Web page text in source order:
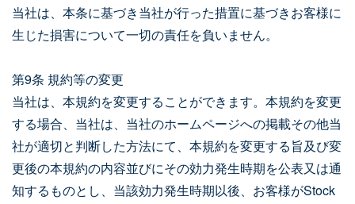
当社は、本条に基づき当社が行った措置に基づきお客様に
生じた損害について一切の責任を負いません。
第9条 規約等の変更
当社は、本規約を変更することができます。本規約を変更
する場合、当社は、当社のホームページへの掲載その他当
社が適切と判断した方法にて、本規約を変更する旨及び変
更後の本規約の内容並びにその効力発生時期を公表又は通
知するものとし、当該効力発生時期以後、お客様がStock